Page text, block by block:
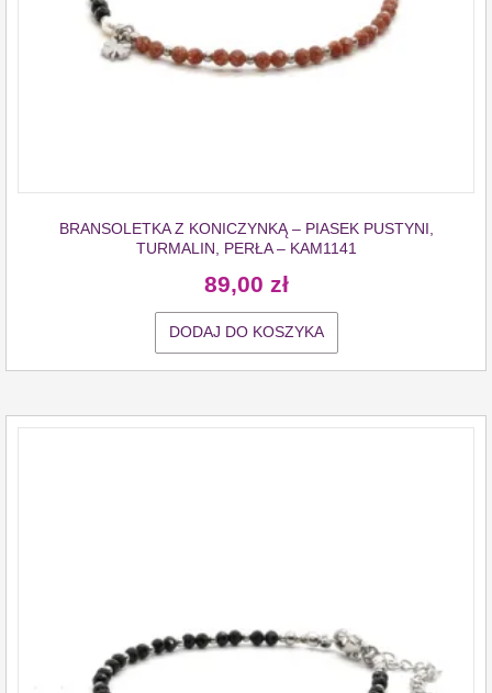
BRANSOLETKA Z KONICZYNKĄ – PIASEK PUSTYNI,
TURMALIN, PERŁA – KAM1141
89,00 zł
DODAJ DO KOSZYKA